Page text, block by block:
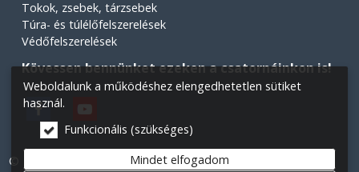
Tokok, zsebek, tárzsebek
Túra- és túlélőfelszerelések
Védőfelszerelések
Kövessen bennünket ezeken a csatornáinkon is!
© 2026 Minden jog fenntartva! Légiós Military webáruház.
Weboldalunk a működéshez elengedhetetlen sütiket
használ.
Funkcionális (szükséges)
Mindet elfogadom